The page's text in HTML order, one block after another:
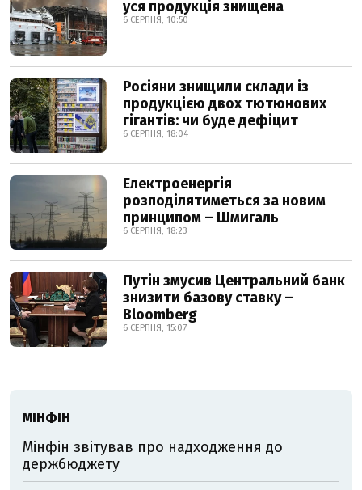
уся продукція знищена
6 СЕРПНЯ, 10:50
Росіяни знищили склади із
продукцією двох тютюнових
гігантів: чи буде дефіцит
6 СЕРПНЯ, 18:04
Електроенергія
розподілятиметься за новим
принципом – Шмигаль
6 СЕРПНЯ, 18:23
Путін змусив Центральний банк
знизити базову ставку –
Bloomberg
6 СЕРПНЯ, 15:07
МІНФІН
Мінфін звітував про надходження до
держбюджету